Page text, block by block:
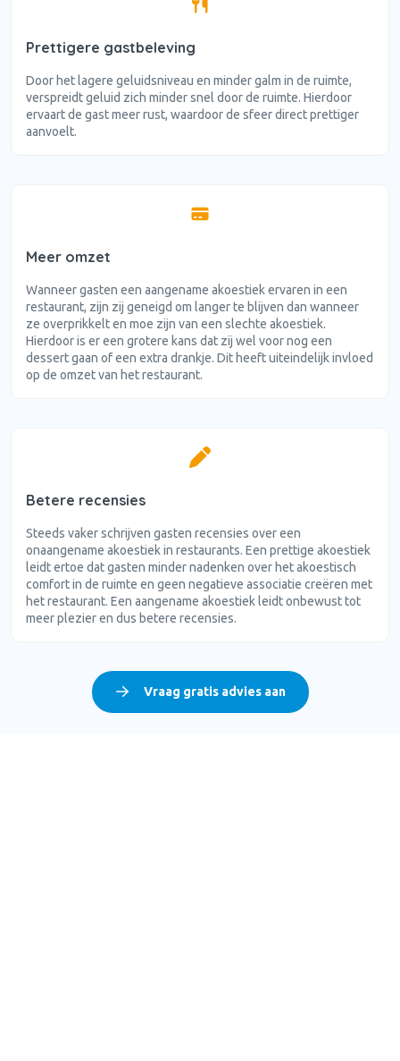
Prettigere gastbeleving
Door het lagere geluidsniveau en minder galm in de ruimte,
verspreidt geluid zich minder snel door de ruimte. Hierdoor
ervaart de gast meer rust, waardoor de sfeer direct prettiger
aanvoelt.
Meer omzet
Wanneer gasten een aangename akoestiek ervaren in een
restaurant, zijn zij geneigd om langer te blijven dan wanneer
ze overprikkelt en moe zijn van een slechte akoestiek.
Hierdoor is er een grotere kans dat zij wel voor nog een
dessert gaan of een extra drankje. Dit heeft uiteindelijk invloed
op de omzet van het restaurant.
Betere recensies
Steeds vaker schrijven gasten recensies over een
onaangename akoestiek in restaurants. Een prettige akoestiek
leidt ertoe dat gasten minder nadenken over het akoestisch
comfort in de ruimte en geen negatieve associatie creëren met
het restaurant. Een aangename akoestiek leidt onbewust tot
meer plezier en dus betere recensies.
Vraag gratis advies aan